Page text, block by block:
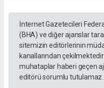
İnternet Gazetecileri
(BHA) ve diğer ajanslar
sitemizin editörlerinin
kanallarından
muhataplar haberi geçen
editörü sorumlu tutulamaz...